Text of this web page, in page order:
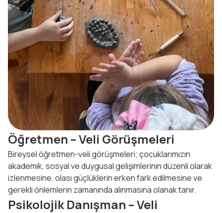
Öğretmen – Veli Görüşmeleri
Bireysel öğretmen-veli görüşmeleri; çocuklarımızın
akademik, sosyal ve duygusal gelişimlerinin düzenli olarak
izlenmesine, olası güçlüklerin erken fark edilmesine ve
gerekli önlemlerin zamanında alınmasına olanak tanır.
Psikolojik Danışman – Veli